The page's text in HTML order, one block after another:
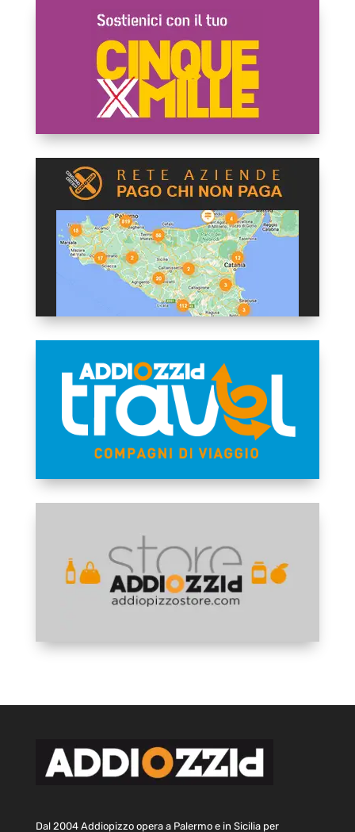
Dal 2004 Addiopizzo opera a Palermo e in Sicilia per